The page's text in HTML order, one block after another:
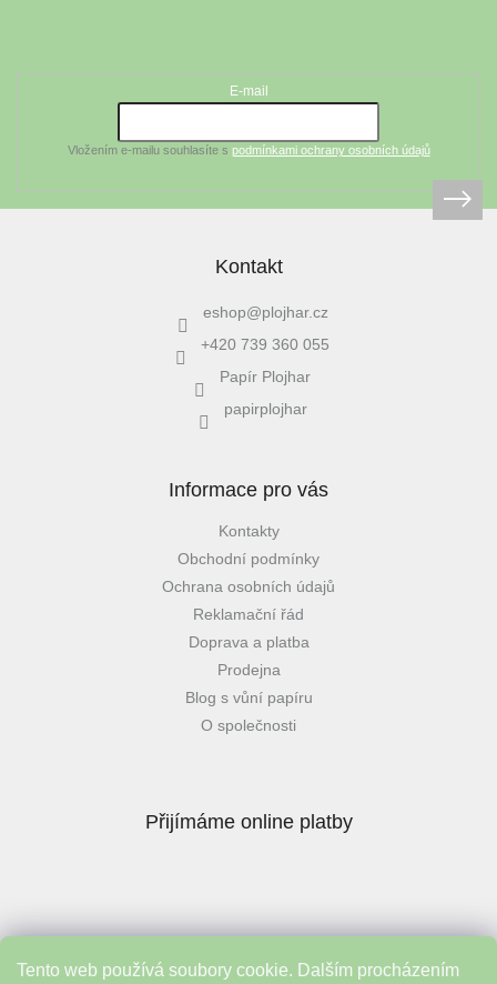
Tento web používá soubory cookie. Dalším procházením
E-mail
Vložením e-mailu souhlasíte s podmínkami ochrany osobních údajů
Kontakt
eshop@plojhar.cz
+420 739 360 055
Papír Plojhar
papirplojhar
Informace pro vás
Kontakty
Obchodní podmínky
Ochrana osobních údajů
Reklamační řád
Doprava a platba
Prodejna
Blog s vůní papíru
O společnosti
Přijímáme online platby
Instagram